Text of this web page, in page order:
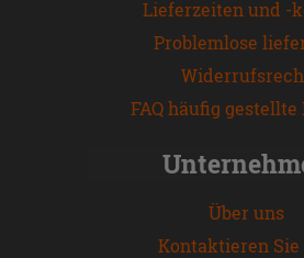
Lieferzeiten und -
Problemlose
FAQ häufig gestellte
Über uns
Kontaktieren Sie